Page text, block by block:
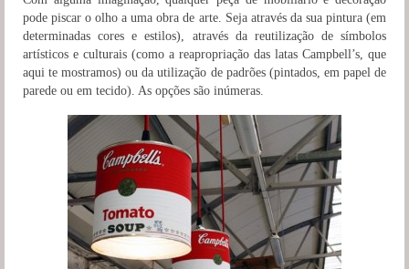
pode piscar o olho a uma obra de arte. Seja através da sua pintura (em
determinadas cores e estilos), através da reutilização de símbolos
artísticos e culturais (como a reapropriação das latas Campbell’s, que
aqui te mostramos) ou da utilização de padrões (pintados, em papel de
parede ou em tecido). As opções são inúmeras.